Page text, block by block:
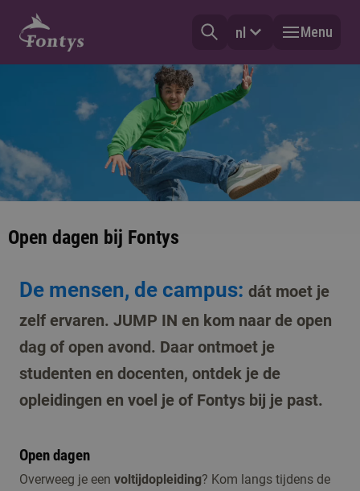
nl Menu
Open dagen bij Fontys
De mensen, de campus: dát moet je
zelf ervaren. JUMP IN en kom naar de open
dag of open avond. Daar ontmoet je
studenten en docenten, ontdek je de
opleidingen en voel je of Fontys bij je past.
Open dagen
Overweeg je een voltijdopleiding? Kom langs tijdens de